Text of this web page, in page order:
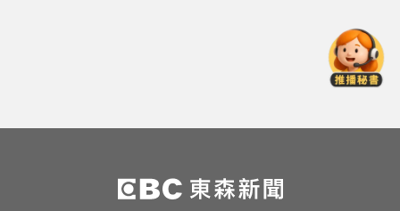
能力勝過特斯拉
中職／陳傑憲轟2分砲貢獻3打點！
統一獅8:2味全龍